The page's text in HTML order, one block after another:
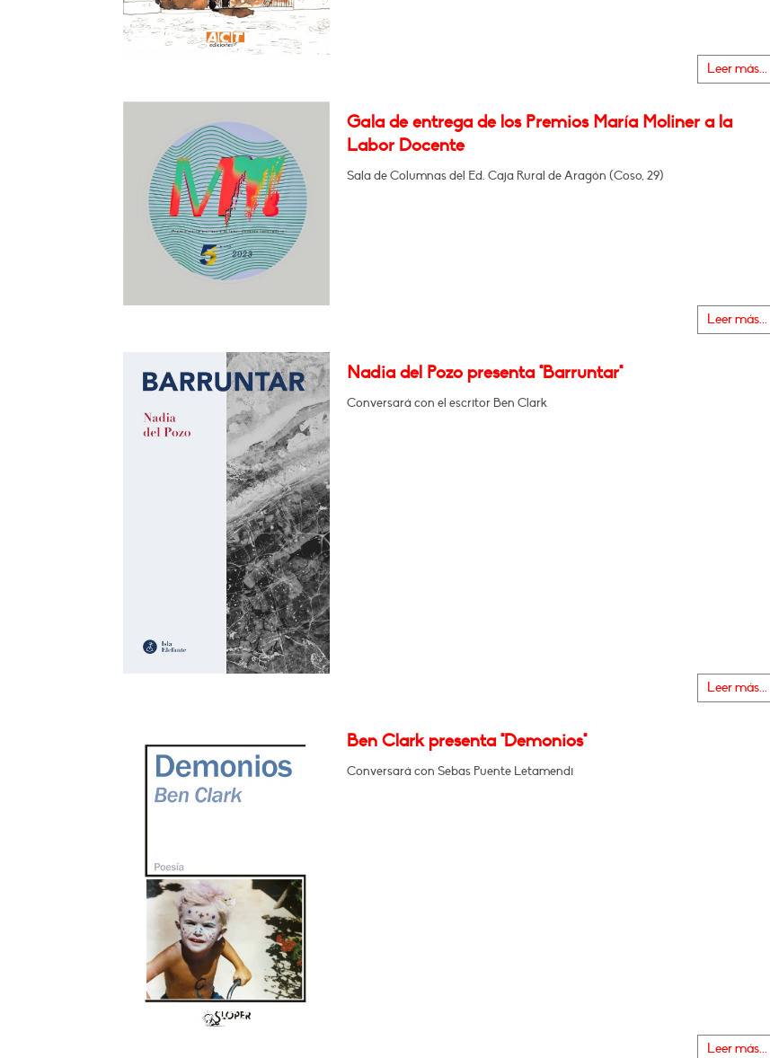
Leer más...
Gala de entrega de los Premios María Moliner a la
Labor Docente
Sala de Columnas del Ed. Caja Rural de Aragón (Coso, 29)
Leer más...
Nadia del Pozo presenta "Barruntar"
Conversará con el escritor Ben Clark
Leer más...
Ben Clark presenta "Demonios"
Conversará con Sebas Puente Letamendi
Leer más...